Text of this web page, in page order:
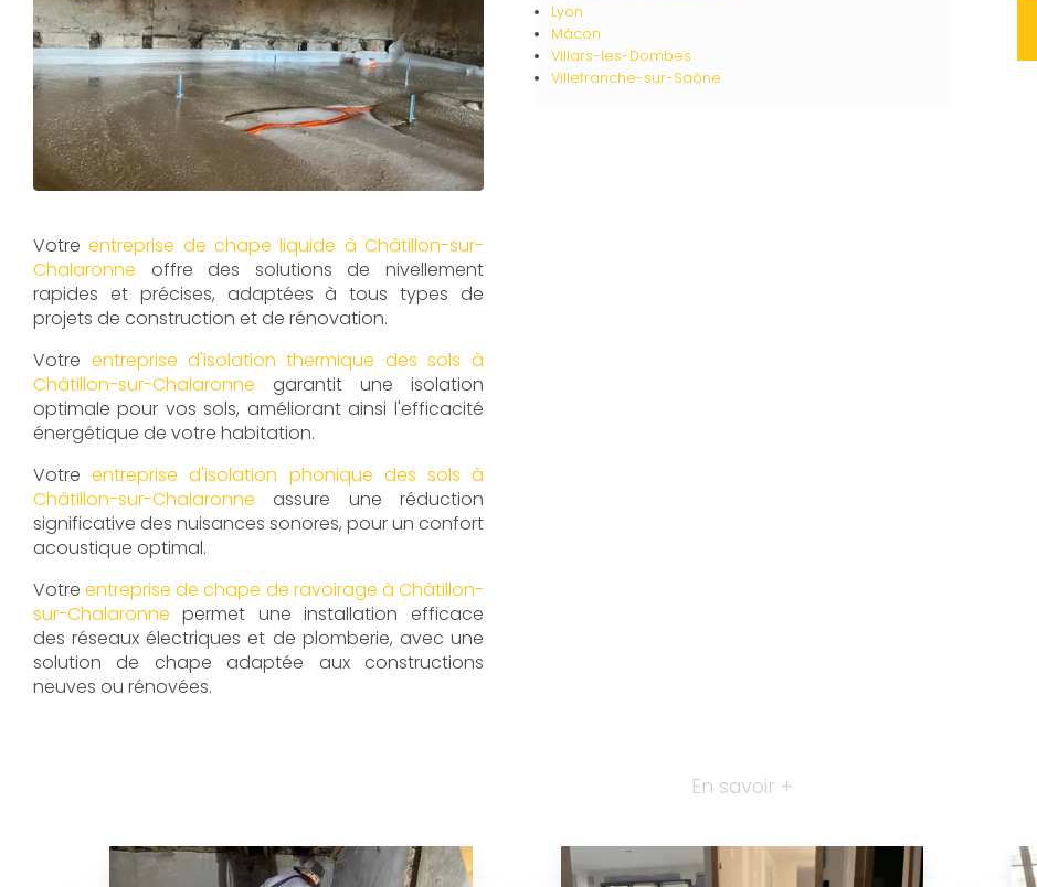
Votreentreprise de chape liquide à Châtillon-sur-
Chalaronne offre des solutions de nivellement
rapides et précises, adaptées à tous types de
projets de construction et de rénovation.
Votre entreprise d'isolation thermique des sols à
Châtillon-sur-Chalaronne garantit une isolation
optimale pour vos sols, améliorant ainsi l'efficacité
énergétique de votre habitation.
Votreentreprise d'isolation phonique des sols à
Châtillon-sur-Chalaronne assure une réduction
significative des nuisances sonores, pour un confort
acoustique optimal.
Votreentreprise de chape de ravoirage à Châtillon-
sur-Chalaronne permet une installation efficace
des réseaux électriques et de plomberie, avec une
solution de chape adaptée aux constructions
neuves ou rénovées.
Lyon
Mâcon
Villars-les-Dombes
Villefranche-sur-Saône
En savoir +